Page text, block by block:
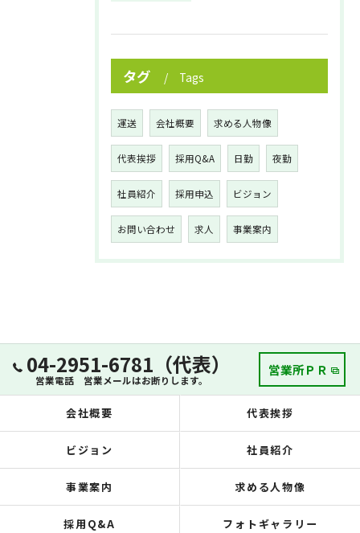
タグ Tags
運送 会社概要 求める人物像
代表挨拶 採用Q&A 日勤 夜勤
社員紹介 採用申込 ビジョン
お問い合わせ 求人 事業案内
04-2951-6781（代表）
営業電話 営業メールはお断りします。
営業所ＰＲ
会社概要 代表挨拶
ビジョン 社員紹介
事業案内 求める人物像
採用Q&A フォトギャラリー